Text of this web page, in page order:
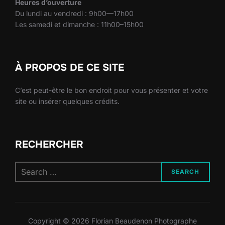
Heures d’ouverture
Du lundi au vendredi : 9h00—17h00
Les samedi et dimanche : 11h00–15h00
À PROPOS DE CE SITE
C’est peut-être le bon endroit pour vous présenter et votre
site ou insérer quelques crédits.
RECHERCHER
for:
SEARCH
Copyright © 2026 Florian Beaudenon Photographe